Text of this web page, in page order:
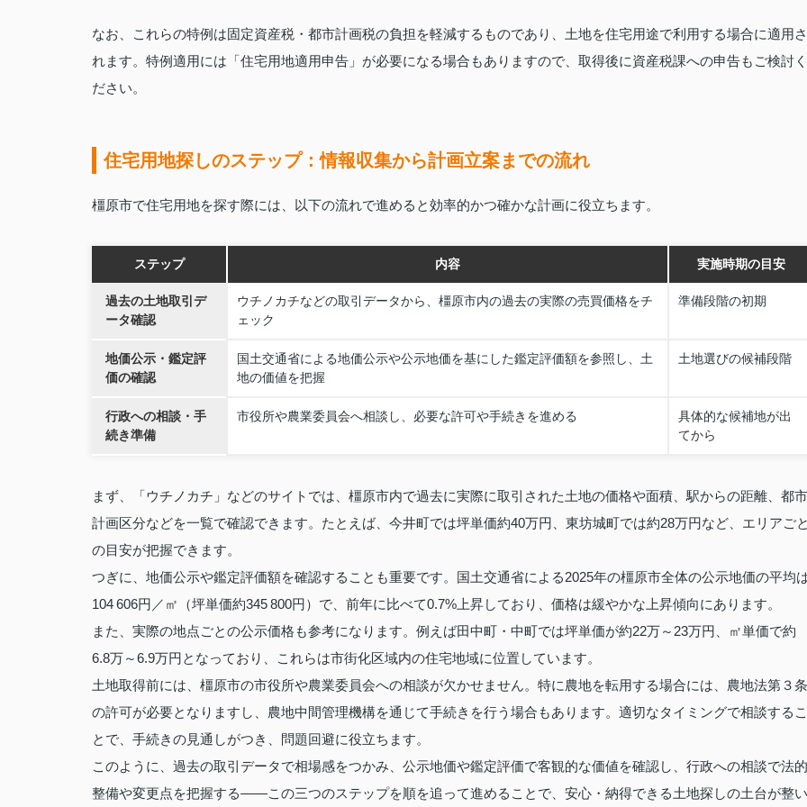
なお、これらの特例は固定資産税・都市計画税の負担を軽減するものであり、土地を住宅用途で利用する場合に適用さ
れます。特例適用には「住宅用地適用申告」が必要になる場合もありますので、取得後に資産税課への申告もご検討く
ださい。
住宅用地探しのステップ：情報収集から計画立案までの流れ
橿原市で住宅用地を探す際には、以下の流れで進めると効率的かつ確かな計画に役立ちます。
ステップ 内容 実施時期の目安
過去の土地取引デ
ータ確認
ウチノカチなどの取引データから、橿原市内の過去の実際の売買価格をチ
ェック
準備段階の初期
地価公示・鑑定評
価の確認
国土交通省による地価公示や公示地価を基にした鑑定評価額を参照し、土
地の価値を把握
土地選びの候補段階
行政への相談・手
続き準備
市役所や農業委員会へ相談し、必要な許可や手続きを進める
具体的な候補地が出
てから
まず、「ウチノカチ」などのサイトでは、橿原市内で過去に実際に取引された土地の価格や面積、駅からの距離、都市
計画区分などを一覧で確認できます。たとえば、今井町では坪単価約40万円、東坊城町では約28万円など、エリアご
の目安が把握できます。
つぎに、地価公示や鑑定評価額を確認することも重要です。国土交通省による2025年の橿原市全体の公示地価の平均
104 606円／㎡（坪単価約345 800円）で、前年に比べて0.7%上昇しており、価格は緩やかな上昇傾向にあります。
また、実際の地点ごとの公示価格も参考になります。例えば田中町・中町では坪単価が約22万～23万円、㎡単価で約
6.8万～6.9万円となっており、これらは市街化区域内の住宅地域に位置しています。
土地取得前には、橿原市の市役所や農業委員会への相談が欠かせません。特に農地を転用する場合には、農地法第３条
の許可が必要となりますし、農地中間管理機構を通じて手続きを行う場合もあります。適切なタイミングで相談するこ
とで、手続きの見通しがつき、問題回避に役立ちます。
このように、過去の取引データで相場感をつかみ、公示地価や鑑定評価で客観的な価値を確認し、行政への相談で法的
整備や変更点を把握する――この三つのステップを順を追って進めることで、安心・納得できる土地探しの土台が整い